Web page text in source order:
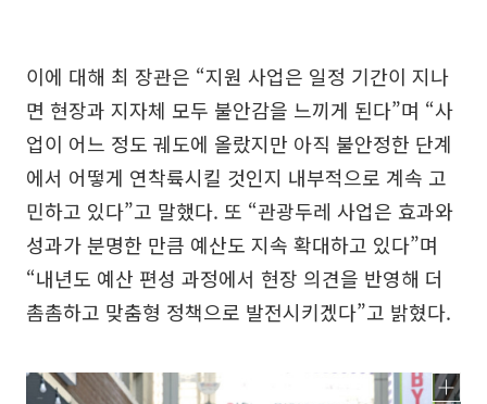
이에 대해 최 장관은 “지원 사업은 일정 기간이 지나
면 현장과 지자체 모두 불안감을 느끼게 된다”며 “사
업이 어느 정도 궤도에 올랐지만 아직 불안정한 단계
에서 어떻게 연착륙시킬 것인지 내부적으로 계속 고
민하고 있다”고 말했다. 또 “관광두레 사업은 효과와
성과가 분명한 만큼 예산도 지속 확대하고 있다”며
“내년도 예산 편성 과정에서 현장 의견을 반영해 더
촘촘하고 맞춤형 정책으로 발전시키겠다”고 밝혔다.